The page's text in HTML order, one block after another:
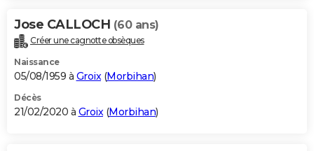
Jose CALLOCH (60 ans)
Créer une cagnotte obsèques
Naissance
05/08/1959 à Groix(Morbihan)
Décès
21/02/2020 à Groix(Morbihan)